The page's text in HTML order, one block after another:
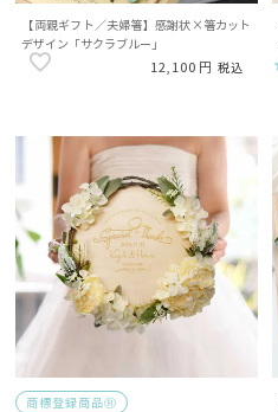
【両親ギフト／夫婦箸】感謝状×箸カット
デザイン「サクラブルー」
12,100 税込
商標登録商品Ⓡ